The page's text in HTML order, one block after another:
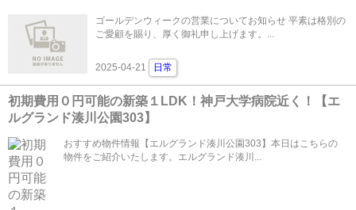
ゴールデンウィークの営業についてお知らせ 平素は格別の
ご愛顧を賜り、厚く御礼申し上げます。...
2025-04-21 日常
初期費用０円可能の新築１LDK！神戸大学病院近く！【エ
ルグランド湊川公園303】
おすすめ物件情報【エルグランド湊川公園303】本日はこちらの
物件をご紹介いたします。エルグランド湊川...